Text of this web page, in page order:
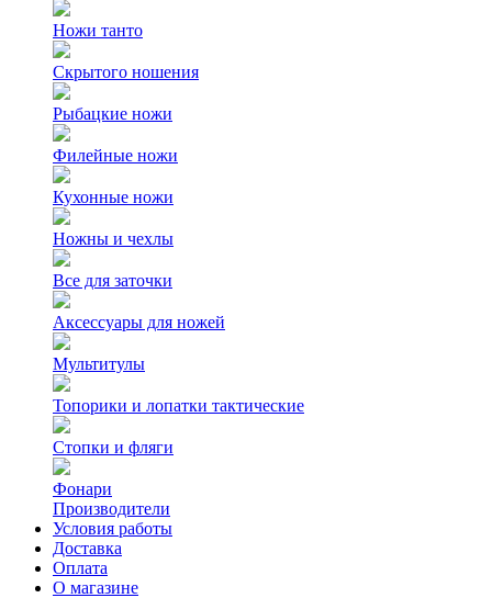
Ножи танто
Скрытого ношения
Рыбацкие ножи
Филейные ножи
Кухонные ножи
Ножны и чехлы
Все для заточки
Аксессуары для ножей
Мультитулы
Топорики и лопатки тактические
Стопки и фляги
Фонари
Производители
Условия работы
Доставка
Оплата
О магазине